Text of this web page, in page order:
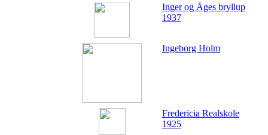
Inger og Åges bryllup
1937
Ingeborg Holm
Fredericia Realskole
1925